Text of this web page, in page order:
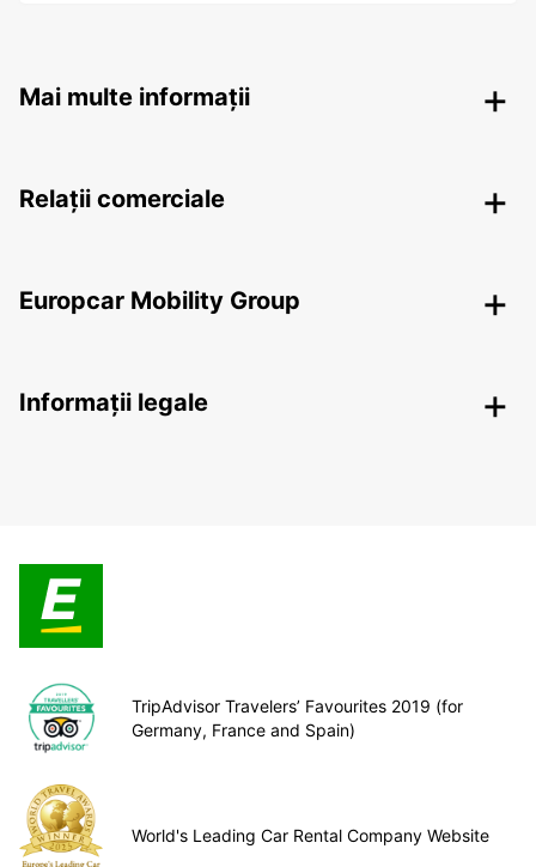
Mai multe informații
Relații comerciale
Europcar Mobility Group
Informații legale
TripAdvisor Travelers’ Favourites 2019 (for
Germany, France and Spain)
World's Leading Car Rental Company Website